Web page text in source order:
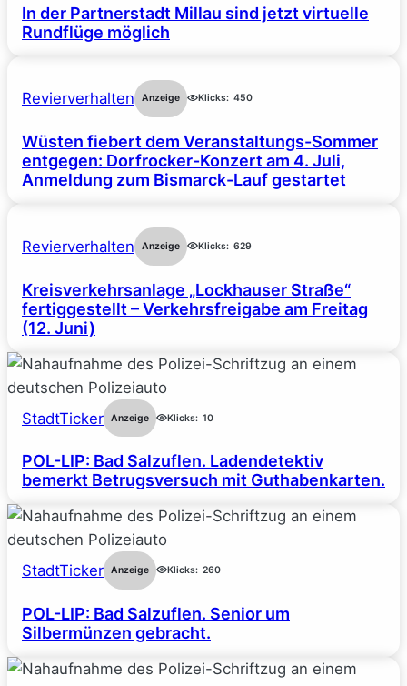
In der Partnerstadt Millau sind jetzt virtuelle
Rundflüge möglich
Revierverhalten Anzeige Klicks: 450
Wüsten fiebert dem Veranstaltungs-Sommer
entgegen: Dorfrocker-Konzert am 4. Juli,
Anmeldung zum Bismarck-Lauf gestartet
Revierverhalten Anzeige Klicks: 629
Kreisverkehrsanlage „Lockhauser Straße“
fertiggestellt – Verkehrsfreigabe am Freitag
(12. Juni)
StadtTicker Anzeige Klicks: 10
POL-LIP: Bad Salzuflen. Ladendetektiv
bemerkt Betrugsversuch mit Guthabenkarten.
StadtTicker Anzeige Klicks: 260
POL-LIP: Bad Salzuflen. Senior um
Silbermünzen gebracht.